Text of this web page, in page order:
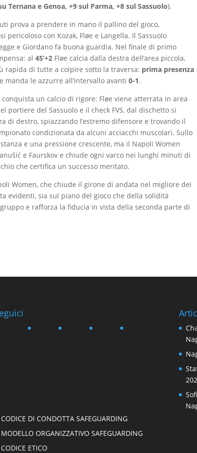
Ternana e Genoa, +9 sul Parma, +8 sul Sassuolo).
prova a prendere in mano il pallino del gioco,
con Kozak, Fløe e Langella. Il Sassuolo
e Giordano fa buona guardia. Nel finale di primo
al45’+2 Fløe calcia dalla destra dell’area piccola,
rapida di tutte a colpire sotto la traversa: prima presenza
manda le azzurre all’intervallo avanti0-1.
conquista un calcio di rigore: Fløe viene atterrata in area
portiere del Sassuolo e il check FVS, dal dischetto si
di destro, spiazzando l’estremo difensore e trovando il
condizionata da alcuni acciacchi muscolari. Sullo
e una pressione crescente, ma il Napoli Women
e Faurskov e chiude ogni varco nei lunghi minuti di
che certifica un successo meritato.
Women, che chiude il girone di andata nel migliore dei
evidenti, sia sul piano del gioco che della solidità
e rafforza la fiducia in vista della seconda parte di
CODICE DI CONDOTTA SAFEGUARDING
MODELLO ORGANIZZATIVO SAFEGUARDING
CODICE ETICO